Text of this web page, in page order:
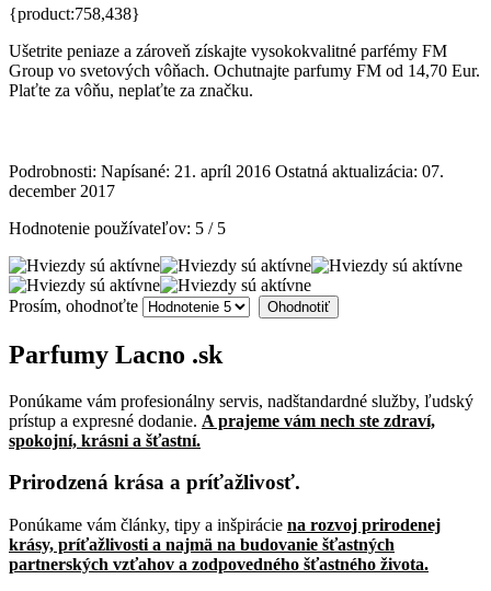
{product:758,438}
Ušetrite peniaze a zároveň získajte vysokokvalitné parfémy FM
Group vo svetových vôňach. Ochutnajte parfumy FM od 14,70 Eur.
Plaťte za vôňu, neplaťte za značku.
Podrobnosti: Napísané: 21. apríl 2016 Ostatná aktualizácia: 07.
december 2017
Hodnotenie používateľov: 5 / 5
Prosím, ohodnoťte
Parfumy Lacno .sk
Ponúkame vám profesionálny servis, nadštandardné služby, ľudský
prístup a expresné dodanie. A prajeme vám nech ste zdraví,
spokojní, krásni a šťastní.
Prirodzená krása a príťažlivosť.
Ponúkame vám články, tipy a inšpirácie na rozvoj prirodenej
krásy, príťažlivosti a najmä na budovanie šťastných
partnerských vzťahov a zodpovedného šťastného života.